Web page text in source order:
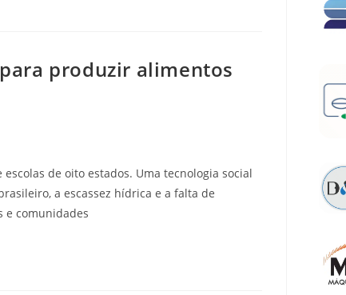
produzir alimentos
de oito estados. Uma tecnologia social
a escassez hídrica e a falta de
e comunidades